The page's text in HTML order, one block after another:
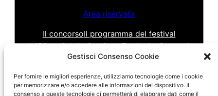
Gestisci Consenso Cookie
Per fornire le migliori esperienze, utilizziamo tecnologie come i cookie
per memorizzare e/o accedere alle informazioni del dispositivo. Il
consenso a queste tecnologie ci permetterà di elaborare dati come il
Area riservata
Il concorsoIl programma del festival
I 150 anni della Stazione ZoologicaContatti